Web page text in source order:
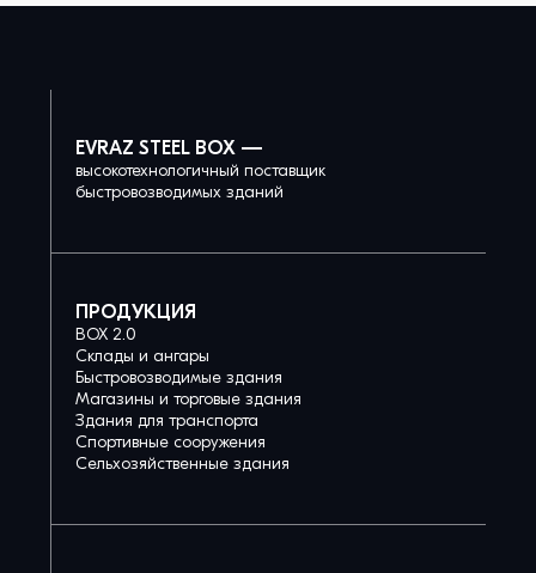
EVRAZ STEEL BOX —
высокотехнологичный поставщик
быстровозводимых зданий
ПРОДУКЦИЯ
BOX 2.0
Склады и ангары
Быстровозводимые здания
Магазины и торговые здания
Здания для транспорта
Спортивные сооружения
Сельхозяйственные здания